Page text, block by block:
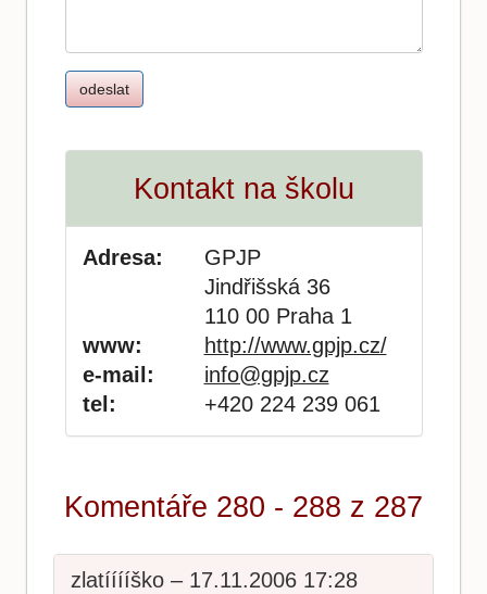
Kontakt na školu
Adresa:
GPJP
Jindřišská 36
110 00 Praha 1
www:
http://www.gpjp.cz/
e-mail:
info@gpjp.cz
tel:
+420 224 239 061
Komentáře 280 - 288 z 287
zlatííííško – 17.11.2006 17:28